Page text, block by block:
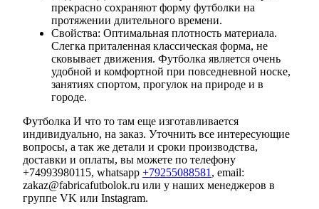
прекрасно сохраняют форму футболки на
протяжении длительного времени.
Свойства: Оптимальная плотность материала.
Слегка приталенная классическая форма, не
сковывает движения. Футболка является очень
удобной и комфортной при повседневной носке,
занятиях спортом, прогулок на природе и в
городе.
Футболка И что то там еще изготавливается
индивидуально, на заказ. Уточнить все интересующие
вопросы, а так же детали и сроки производства,
доставки и оплаты, вы можете по телефону
+74993980115, whatsapp +79255088581 , email:
zakaz@fabricafutbolok.ru или у наших менеджеров в
группе VK или Instagram.